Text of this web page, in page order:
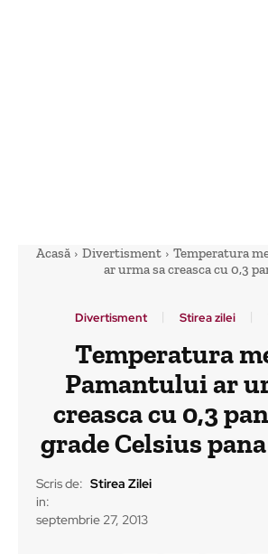
Acasă Divertisment
Temperatura
ar urma sa creasca cu 0,3
Divertisment Stirea zilei
Temperatura
Pamantului ar
creasca cu 0,3
grade Celsius
Scris de: Stirea Zilei
in:
septembrie 27, 2013